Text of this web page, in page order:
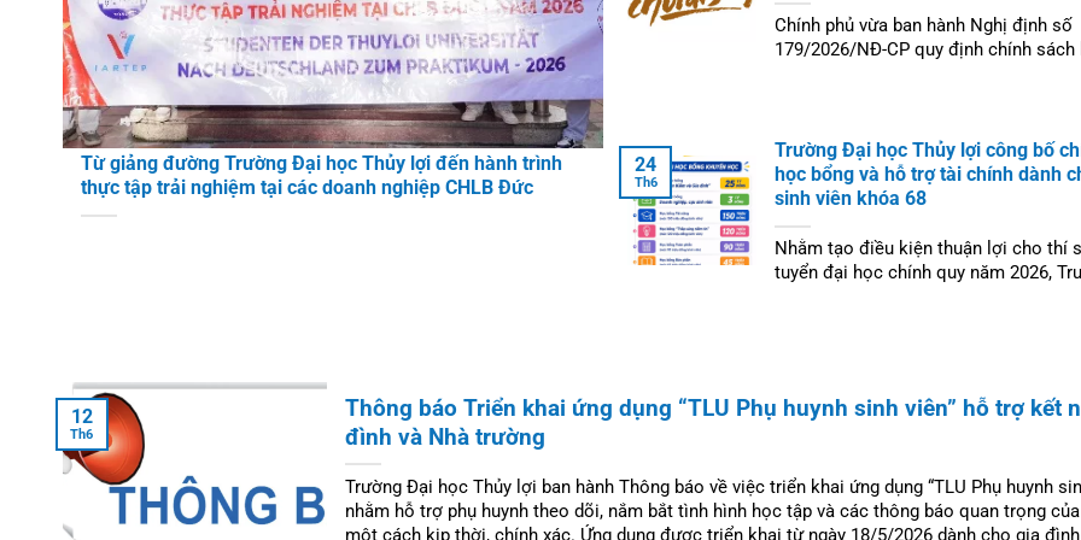
Từ giảng đường Trường Đại học Thủy lợi đến hành trình
thực tập trải nghiệm tại các doanh nghiệp CHLB Đức
Chính phủ vừa ban hành Nghị định số
179/2026/NĐ-CP quy định chính sách
Trường Đại học Thủy lợi công bố
học bổng và hỗ trợ tài chính dành
sinh viên khóa 68
Nhằm tạo điều kiện thuận lợi cho thí
tuyển đại học chính quy năm 2026,
24
Th6
Thông báo Triển khai ứng dụng “TLU Phụ huynh sinh viên” hỗ trợ kết
đình và Nhà trường
Trường Đại học Thủy lợi ban hành Thông báo về việc triển khai ứng dụng “TLU Phụ huynh
nhằm hỗ trợ phụ huynh theo dõi, nắm bắt tình hình học tập và các thông báo quan trọng
một cách kịp thời, chính xác. Ứng dụng được triển khai từ ngày 18/5/2026 dành cho gia
12
Th6